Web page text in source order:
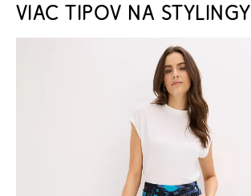
VIAC TIPOV NA STYLINGY